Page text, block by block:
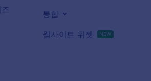
통합
웹사이트 위젯 NEW